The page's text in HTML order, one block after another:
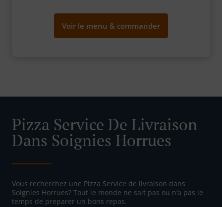
Voir le menu & commander
Pizza Service De Livraison
Dans Soignies Horrues
Vous recherchez une Pizza Service de livraison dans
Soignies Horrues? Tout le monde ne sait pas ou n’a pas le
temps de preparer un bons repas.